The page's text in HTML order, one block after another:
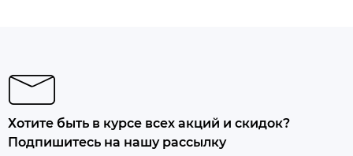
Хотите быть в курсе всех акций и скидок?
Подпишитесь на нашу рассылку